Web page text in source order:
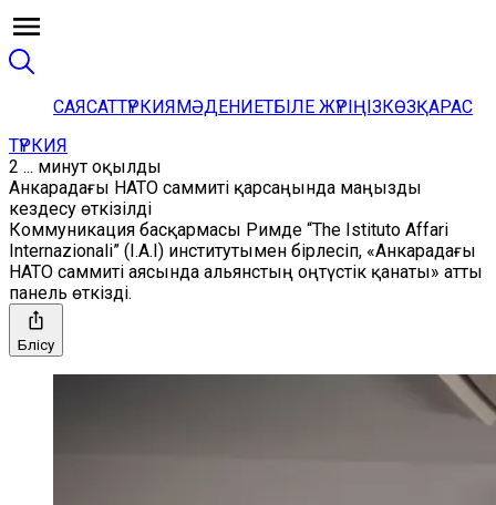
САЯСАТТҮРКИЯМӘДЕНИЕТБІЛЕ ЖҮРІҢІЗКӨЗҚАРАС
ТҮРКИЯ
2 ... минут оқылды
Анкарадағы НАТО саммиті қарсаңында маңызды
кездесу өткізілді
Коммуникация басқармасы Римде “The Istituto Affari
Internazionali” (I.A.I) институтымен бірлесіп, «Анкарадағы
НАТО саммиті аясында альянстың оңтүстік қанаты» атты
панель өткізді.
Бөлісу